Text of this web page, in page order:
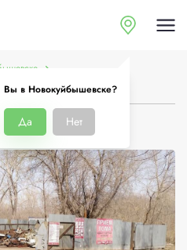
Вы в Новокуйбышевске?
Да Нет
21
О компании